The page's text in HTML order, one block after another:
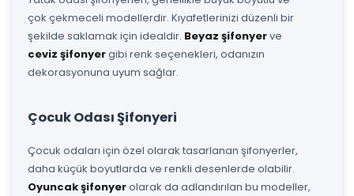
çok çekmeceli modellerdir. Kıyafetlerinizi düzenli bir
şekilde saklamak için idealdir. Beyaz şifonyerve
ceviz şifonyergibi renk seçenekleri, odanızın
dekorasyonuna uyum sağlar.
Çocuk Odası Şifonyeri
Çocuk odaları için özel olarak tasarlanan şifonyerler,
daha küçük boyutlarda ve renkli desenlerde olabilir.
Oyuncak şifonyerolarak da adlandırılan bu modeller,